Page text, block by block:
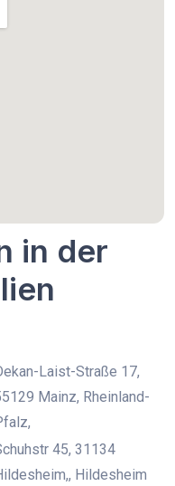
in der
Laist-Straße 17,
Mainz, Rheinland-
45, 31134
Hildesheim